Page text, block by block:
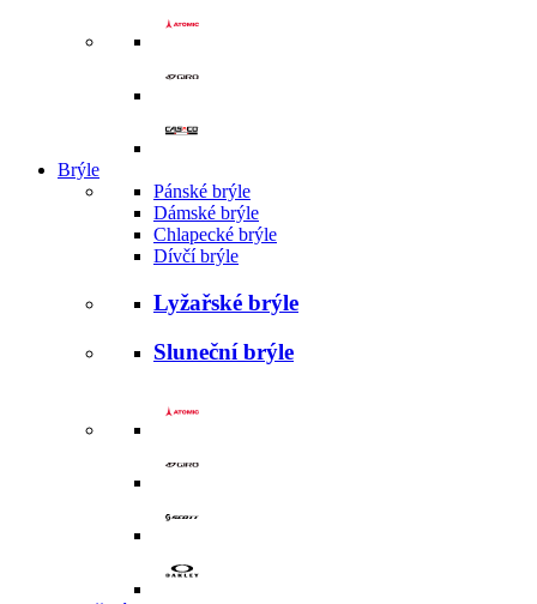
Brýle
Pánské brýle
Dámské brýle
Chlapecké brýle
Dívčí brýle
Lyžařské brýle
Sluneční brýle